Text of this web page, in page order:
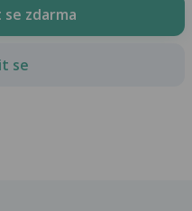
zdarma
se